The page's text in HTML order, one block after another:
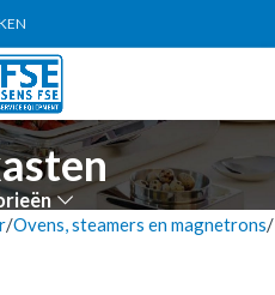
Ovens, steamers en magnetrons